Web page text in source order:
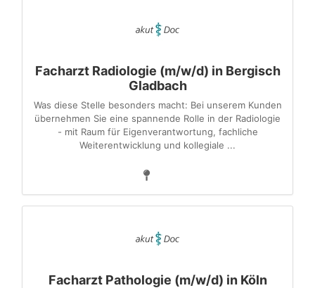
Facharzt Radiologie (m/w/d) in Bergisch
Gladbach
Was diese Stelle besonders macht: Bei unserem Kunden
übernehmen Sie eine spannende Rolle in der Radiologie
- mit Raum für Eigenverantwortung, fachliche
Weiterentwicklung und kollegiale ...
Facharzt Pathologie (m/w/d) in Köln